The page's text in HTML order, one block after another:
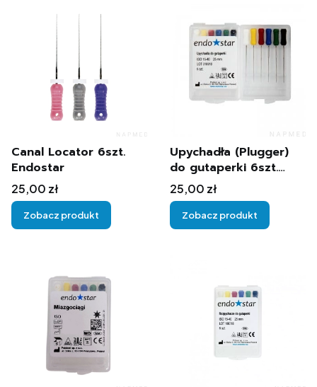
Canal Locator 6szt.
Endostar
Cena
25,00 zł
Zobacz produkt
Upychadła (Plugger)
do gutaperki 6szt.
25mm Endostar
Cena
25,00 zł
Zobacz produkt